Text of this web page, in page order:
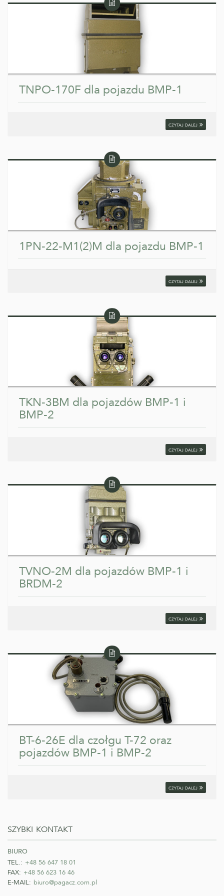
TNPO-170F dla pojazdu BMP-1
Wpis
tekstowy
czytaj dalej
1PN-22-M1(2)M dla pojazdu BMP-1
Wpis
tekstowy
czytaj dalej
TKN-3BM dla pojazdów BMP-1 i
BMP-2
Wpis
tekstowy
czytaj dalej
TVNO-2M dla pojazdów BMP-1 i
BRDM-2
Wpis
tekstowy
czytaj dalej
BT-6-26E dla czołgu T-72 oraz
pojazdów BMP-1 i BMP-2
Wpis
tekstowy
czytaj dalej
szybki kontakt
biuro
TEL.: +48 56 647 18 01
FAX: +48 56 623 16 46
E-MAIL: biuro@pagacz.com.pl